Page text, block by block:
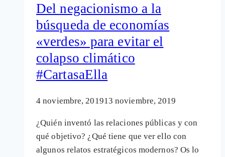
Del negacionismo a la
búsqueda de economías
«verdes» para evitar el
colapso climático
#CartasaElla
4 noviembre, 201913 noviembre, 2019
¿Quién inventó las relaciones públicas y con
qué objetivo? ¿Qué tiene que ver ello con
algunos relatos estratégicos modernos? Os lo